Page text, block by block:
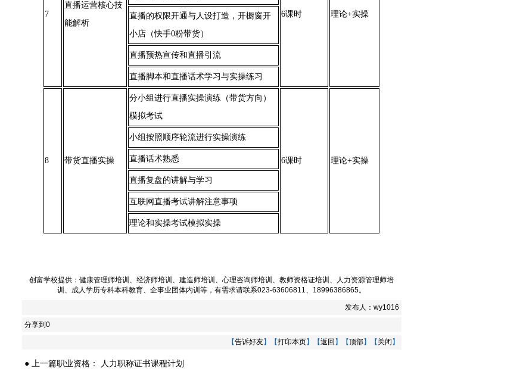
7
直播运营核心技
能解析
6课时 理论+实操
直播的权限开通与人设打造，开橱窗开
小店（快手0粉带货）
直播预热宣传和直播引流
直播脚本和直播话术学习与实操练习
8 带货直播实操
分小组进行直播实操演练（带货方向）
模拟考试
6课时 理论+实操
小组按照顺序轮流进行实操演练
直播话术熟悉
直播复盘的讲解与学习
互联网直播考试讲解注意事项
理论和实操考试模拟实操
创富学校提供： 健康管理师培训 、 经济师培训 、 建造师培训 、 心理咨询师培训 、 教师资格证培训 、
人力资源管理师培
训 、 成人学历专科本科教育、 企事业团体内训 等，有需求请联系023-63606811、18996386865。
发布人： wy1016
分享到 0
【告诉好友】【打印本页】【返回 】【顶部】【 关闭 】
● 上一篇职业资格： 人力职称证书课程计划